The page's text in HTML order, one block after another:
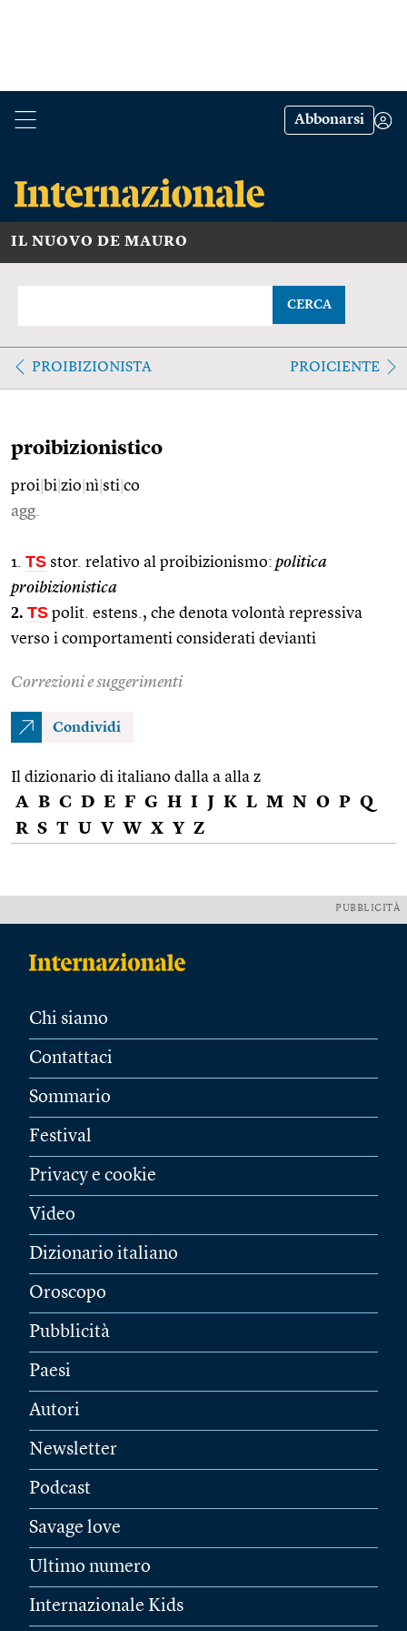
Abbonarsi
IL NUOVO DE MAURO
CERCA
PROIBIZIONISTA PROICIENTE
proibizionistico
proi bi zio nì sti co
agg.
1. TS stor. relativo al proibizionismo: politica
proibizionistica
2. TS polit. estens., che denota volontà repressiva
verso i comportamenti considerati devianti
Correzioni e suggerimenti
Condividi
Il dizionario di italiano dalla a alla z
A B C D E F G H I J K L M N O P Q
R S T U V W X Y Z
PUBBLICITÀ
Chi siamo
Contattaci
Sommario
Festival
Privacy e cookie
Video
Dizionario italiano
Oroscopo
Pubblicità
Paesi
Autori
Newsletter
Podcast
Savage love
Ultimo numero
Internazionale Kids